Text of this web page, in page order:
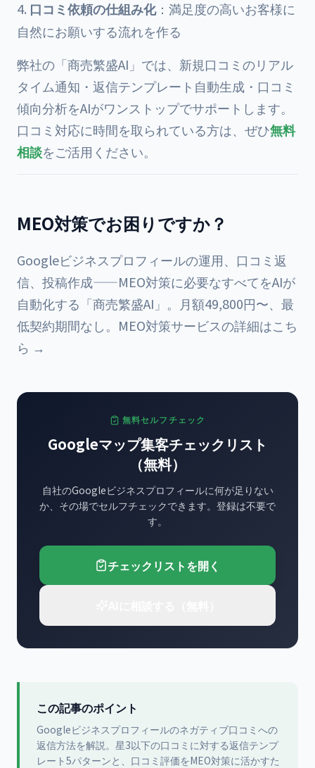
口コミ依頼の仕組み化：満足度の高いお客様に
自然にお願いする流れを作る
弊社の「商売繁盛AI」では、新規口コミのリアル
タイム通知・返信テンプレート自動生成・口コミ
傾向分析をAIがワンストップでサポートします。
口コミ対応に時間を取られている方は、ぜひ無料
相談をご活用ください。
MEO対策でお困りですか？
Googleビジネスプロフィールの運用、口コミ返
信、投稿作成——MEO対策に必要なすべてをAIが
自動化する「商売繁盛AI」。月額49,800円〜、最
低契約期間なし。 MEO対策サービスの詳細はこち
ら →
無料セルフチェック
Googleマップ集客チェックリスト
（無料）
自社のGoogleビジネスプロフィールに何が足りない
か、その場でセルフチェックできます。登録は不要で
す。
チェックリストを開く
この記事のポイント
Googleビジネスプロフィールのネガティブ口コミへの
返信方法を解説。星3以下の口コミに対する返信テンプ
レート5パターンと、口コミ評価をMEO対策に活かすた